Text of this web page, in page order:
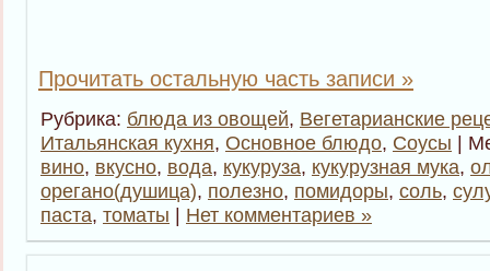
Прочитать остальную часть записи »
Рубрика: блюда из овощей, Вегетарианские
Итальянская кухня, Основное блюдо, Соусы |
вино, вкусно, вода, кукуруза, кукурузная мука,
орегано(душица), полезно, помидоры, соль,
паста, томаты | Нет комментариев »